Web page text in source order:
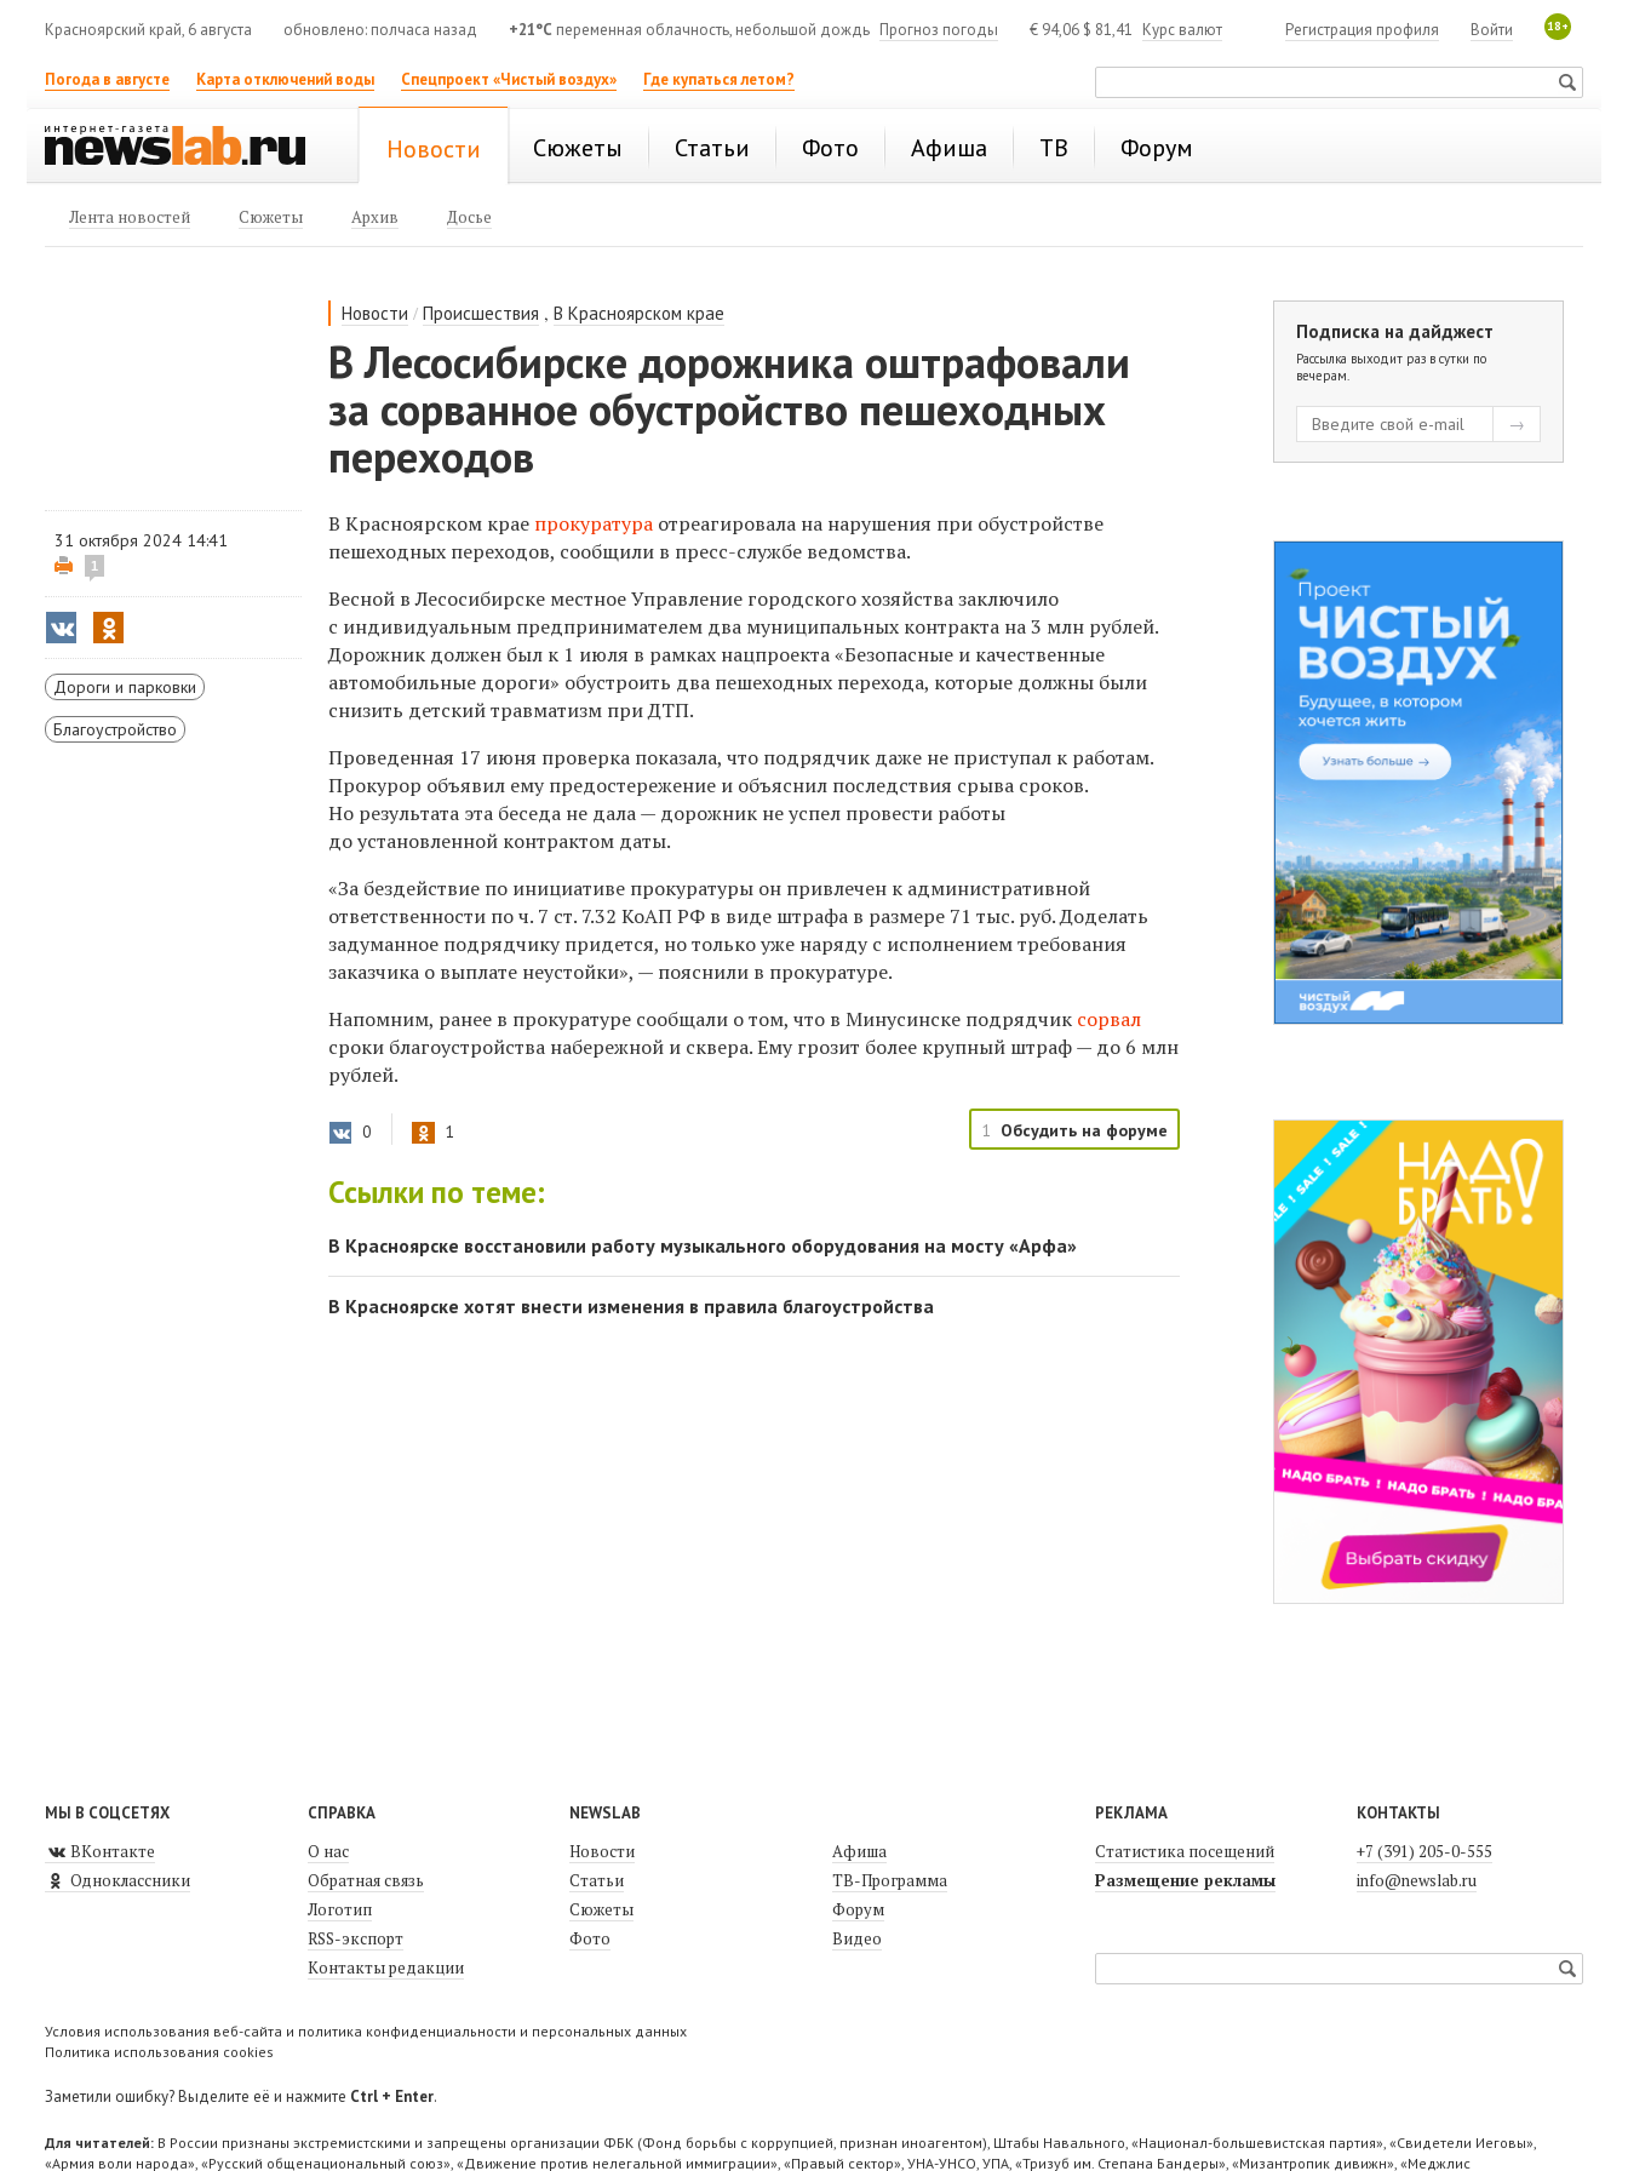
Красноярский край, 6 августа обновлено: полчаса назад +21°C переменная облачность, небольшой дождь Прогноз погоды € 94,06 $ 81,41 Курс валют 18+
Войти
Регистрация профиля
Погода в августе Карта отключений воды Спецпроект «Чистый воздух» Где купаться летом?
Новости Сюжеты Статьи Фото Афиша ТВ Форум
Лента новостей Сюжеты Архив Досье
Новости /Происшествия ,В Красноярском крае
В Лесосибирске дорожника оштрафовали
за сорванное обустройство пешеходных
переходов
31 октября 2024 14:41
1
Дороги и парковки
Благоустройство
В Красноярском крае прокуратура отреагировала на нарушения при обустройстве
пешеходных переходов, сообщили в пресс-службе ведомства.
Весной в Лесосибирске местное Управление городского хозяйства заключило
с индивидуальным предпринимателем два муниципальных контракта на 3 млн рублей.
Дорожник должен был к 1 июля в рамках нацпроекта «Безопасные и качественные
автомобильные дороги» обустроить два пешеходных перехода, которые должны были
снизить детский травматизм при ДТП.
Проведенная 17 июня проверка показала, что подрядчик даже не приступал к работам.
Прокурор объявил ему предостережение и объяснил последствия срыва сроков.
Но результата эта беседа не дала — дорожник не успел провести работы
до установленной контрактом даты.
«За бездействие по инициативе прокуратуры он привлечен к административной
ответственности по ч. 7 ст. 7.32 КоАП РФ в виде штрафа в размере 71 тыс. руб. Доделать
задуманное подрядчику придется, но только уже наряду с исполнением требования
заказчика о выплате неустойки», — пояснили в прокуратуре.
Напомним, ранее в прокуратуре сообщали о том, что в Минусинске подрядчик сорвал
сроки благоустройства набережной и сквера. Ему грозит более крупный штраф — до 6 млн
рублей.
0 1 1 Обсудить на форуме
Ссылки по теме:
В Красноярске восстановили работу музыкального оборудования на мосту «Арфа»
В Красноярске хотят внести изменения в правила благоустройства
Подписка на дайджест
Рассылка выходит раз в сутки по
вечерам.
МЫ В СОЦСЕТЯХ
ВКонтакте
Одноклассники
СПРАВКА
О нас
Обратная связь
Логотип
RSS-экспорт
Контакты редакции
NEWSLAB
Новости
Статьи
Сюжеты
Фото
Афиша
ТВ-Программа
Форум
Видео
РЕКЛАМА
Статистика посещений
Размещение рекламы
КОНТАКТЫ
+7 (391) 205-0-555
info@newslab.ru
Условия использования веб-сайта и политика конфиденциальности и персональных данных
Политика использования cookies
Заметили ошибку? Выделите её и нажмите Ctrl + Enter.
Для читателей: В России признаны экстремистскими и запрещены организации ФБК (Фонд борьбы с коррупцией, признан иноагентом), Штабы Навального, «Национал-большевистская партия», «Свидетели Иеговы»,
«Армия воли народа», «Русский общенациональный союз», «Движение против нелегальной иммиграции», «Правый сектор», УНА-УНСО, УПА, «Тризуб им. Степана Бандеры», «Мизантропик дивижн», «Меджлис